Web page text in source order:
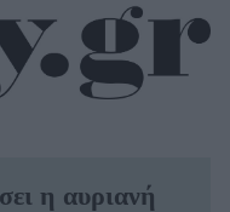
η αυριανή